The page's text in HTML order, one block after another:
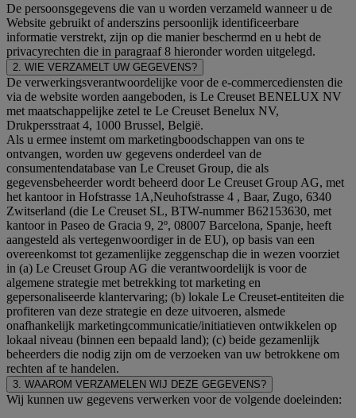
De persoonsgegevens die van u worden verzameld wanneer u de
Website gebruikt of anderszins persoonlijk identificeerbare
informatie verstrekt, zijn op die manier beschermd en u hebt de
privacyrechten die in paragraaf 8 hieronder worden uitgelegd.
2. WIE VERZAMELT UW GEGEVENS?
De verwerkingsverantwoordelijke voor de e-commercediensten die
via de website worden aangeboden, is Le Creuset BENELUX NV
met maatschappelijke zetel te Le Creuset Benelux NV,
Drukpersstraat 4, 1000 Brussel, België.
Als u ermee instemt om marketingboodschappen van ons te
ontvangen, worden uw gegevens onderdeel van de
consumentendatabase van Le Creuset Group, die als
gegevensbeheerder wordt beheerd door Le Creuset Group AG, met
het kantoor in Hofstrasse 1A,Neuhofstrasse 4 , Baar, Zugo, 6340
Zwitserland (die Le Creuset SL, BTW-nummer B62153630, met
kantoor in Paseo de Gracia 9, 2º, 08007 Barcelona, Spanje, heeft
aangesteld als vertegenwoordiger in de EU), op basis van een
overeenkomst tot gezamenlijke zeggenschap die in wezen voorziet
in (a) Le Creuset Group AG die verantwoordelijk is voor de
algemene strategie met betrekking tot marketing en
gepersonaliseerde klantervaring; (b) lokale Le Creuset-entiteiten die
profiteren van deze strategie en deze uitvoeren, alsmede
onafhankelijk marketingcommunicatie/initiatieven ontwikkelen op
lokaal niveau (binnen een bepaald land); (c) beide gezamenlijk
beheerders die nodig zijn om de verzoeken van uw betrokkene om
rechten af te handelen.
3. WAAROM VERZAMELEN WIJ DEZE GEGEVENS?
Wij kunnen uw gegevens verwerken voor de volgende doeleinden: